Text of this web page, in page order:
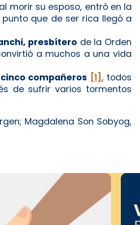
morir su esposo, entró en la
que de ser rica llegó a
presbítero de la Orden
a muchos a una vida
compañeros [1] , todos
de sufrir varios tormentos
Magdalena Son Sobyog,